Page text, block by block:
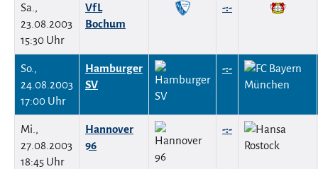
Sa.,
23.08.2003
15:30 Uhr
VfL
Bochum
-:-
So.,
24.08.2003
17:00 Uhr
Hamburger
SV
-:-
Mi.,
27.08.2003
18:45 Uhr
Hannover
96
-:-